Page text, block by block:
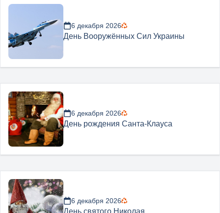
6 декабря 2026
День Вооружённых Сил Украины
6 декабря 2026
День рождения Санта-Клауса
6 декабря 2026
День святого Николая